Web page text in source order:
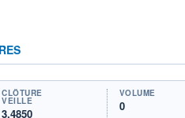
CLÔTURE
VEILLE
3,4850
VOLUME
0